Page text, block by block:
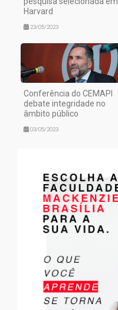
Harvard
23/05/2023
Conferência do CEMAPI
debate integridade no
âmbito público
03/05/2023